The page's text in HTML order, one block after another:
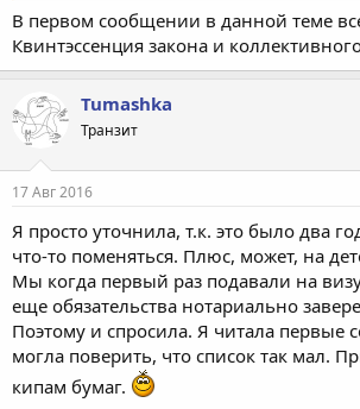
В первом сообщении в данной теме
Квинтэссенция закона и
Tumashka
Транзит
17 Авг 2016
Я просто уточнила, т.к. это было два
что-то поменяться. Плюс, может, на
Мы когда первый раз подавали на
еще обязательства нотариально
Поэтому и спросила. Я читала первые
могла поверить, что список так мал.
кипам бумаг.